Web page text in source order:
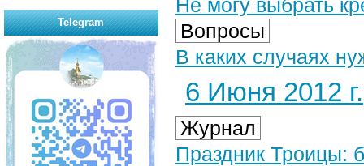
Не могу выбрать
Вопросы
В каких случаях
6 Июня 2012 г.
Журнал
Праздник Троицы:
Telegram